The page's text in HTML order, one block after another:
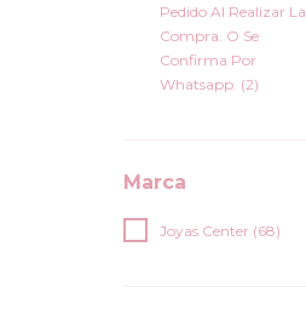
Pedido Al Realizar La
Compra. O Se
Confirma Por
Whatsapp. (2)
Marca
Joyas Center (68)